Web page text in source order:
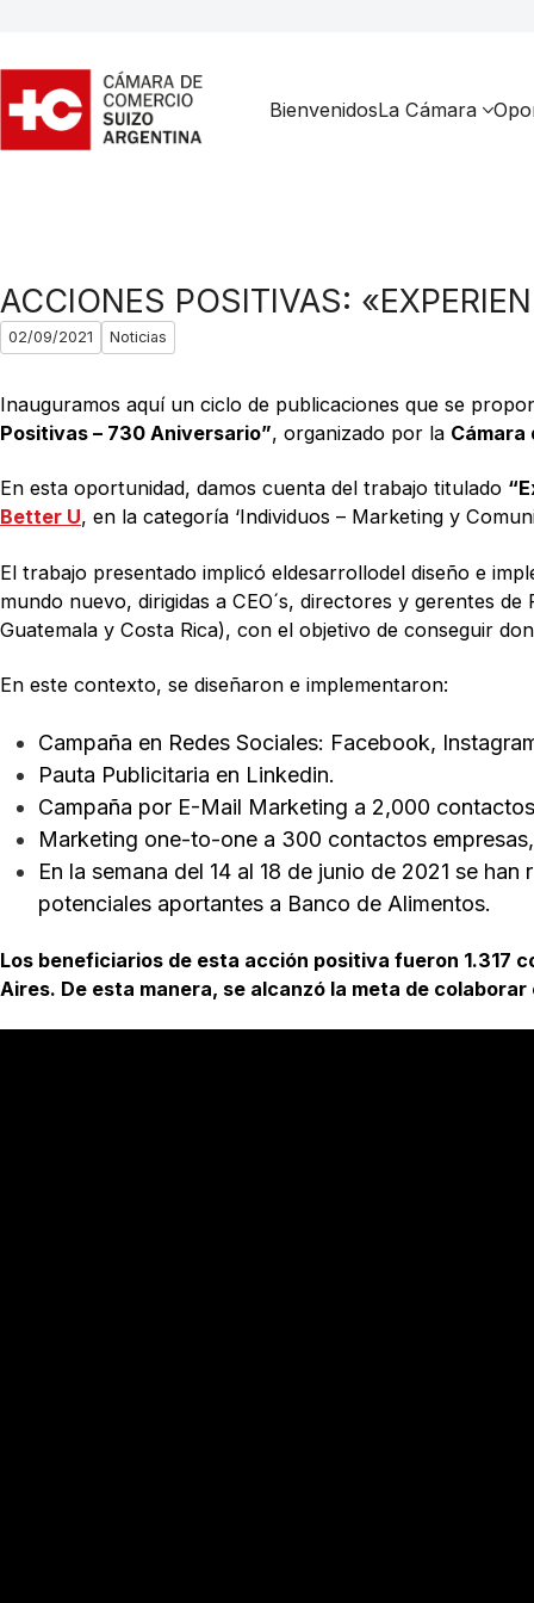
BienvenidosLa Cámara
ACCIONES POSITIVAS:
02/09/2021 Noticias
Inauguramos aquí un ciclo de publicaciones que se
Positivas – 730 Aniversario”, organizado por la Cámara
En esta oportunidad, damos cuenta del trabajo titulado
Better U, en la categoría ‘Individuos – Marketing y
El trabajo presentado implicó eldesarrollodel diseño e
mundo nuevo, dirigidas a CEO´s, directores y gerentes
Guatemala y Costa Rica), con el objetivo de conseguir
En este contexto, se diseñaron e implementaron:
Campaña en Redes Sociales: Facebook,
Pauta Publicitaria en Linkedin.
Campaña por E-Mail Marketing a 2,000
Marketing one-to-one a 300 contactos
En la semana del 14 al 18 de junio de 2021 se
potenciales aportantes a Banco de Alimentos.
Los beneficiarios de esta acción positiva fueron 1.317
Aires. De esta manera, se alcanzó la meta de